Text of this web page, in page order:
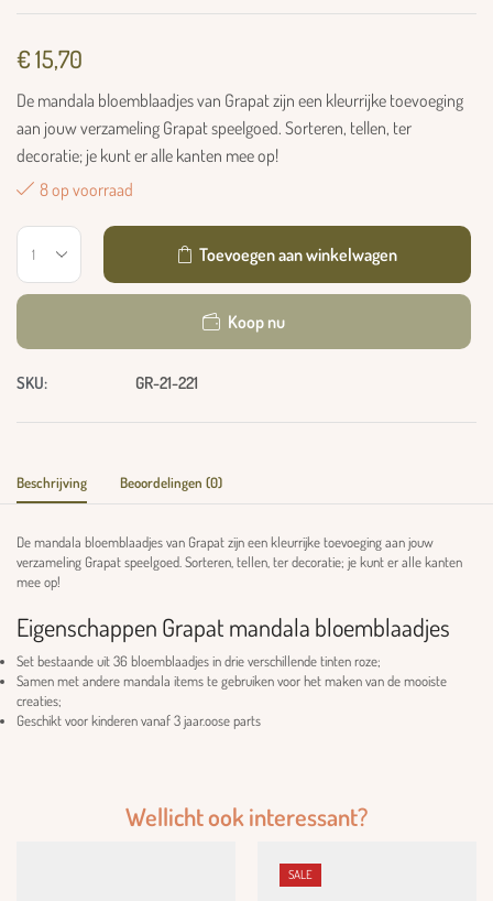
€15,70
De mandala bloemblaadjes van Grapat zijn een kleurrijke toevoeging
aan jouw verzameling Grapat speelgoed. Sorteren, tellen, ter
decoratie; je kunt er alle kanten mee op!
8 op voorraad
Toevoegen aan winkelwagen
Koop nu
SKU: GR-21-221
Beschrijving Beoordelingen (0)
De mandala bloemblaadjes van Grapat zijn een kleurrijke toevoeging aan jouw
verzameling Grapat speelgoed. Sorteren, tellen, ter decoratie; je kunt er alle kanten
mee op!
Eigenschappen Grapat mandala bloemblaadjes
Set bestaande uit 36 bloemblaadjes in drie verschillende tinten roze;
Samen met andere mandala items te gebruiken voor het maken van de mooiste
creaties;
Geschikt voor kinderen vanaf 3 jaar.oose parts
Wellicht ook interessant?
SALE